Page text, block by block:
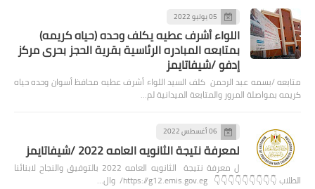
05 يوليو 2022
اللواء أشرف عطيه يكلف وحده (حياه كريمه)
بمتابعه المبادره الرئاسية بقرية الحجز بحرى مركز
إدفو /شيفاتايمز
متابعه /بسمه عبد الرحمن كلف السيد اللواء أشرف عطيه محافظ أسوان وحده حياه
كريمه بمواصلة المرور والمتابعة الميدانية لم…
06 أغسطس 2022
لمعرفة نتيجة الثانويه العامه 2022 /شيفاتايمز
ل معرفة نتيجة الثانويه العامه 2022 بالتوفيق والنجاح لابنائنا
الطلاب 👇👇👇👇👇👇👇👇👇 https://g12.emis.gov.eg/ وال…